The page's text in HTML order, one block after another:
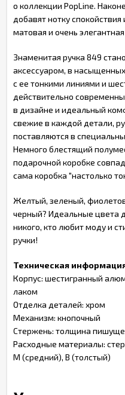
о коллекции PopLine.
добавят нотку
матовая и очень
Знаменитая ручка 849
аксессуаром, в
с ее тонкими линиями и
действительно
в дизайне и идеальный
свежие в каждой детали,
поставляются в
Немного блестящий
подарочной коробке
сама коробка "настолько
Желтый, зеленый,
черный? Идеальные цвета
никого, кто любит моду и
ручки!
Техническая
Корпус: шестигранный
лаком
Отделка деталей: хром
Механизм: кнопочный
Стержень: толщина
Расходные материалы:
M (средний), B (толстый)